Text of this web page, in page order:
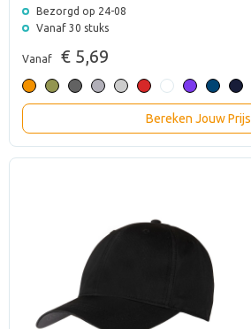
Bezorgd op 24-08
Vanaf 30 stuks
Vanaf € 5,69
Bereken Jouw Prijs